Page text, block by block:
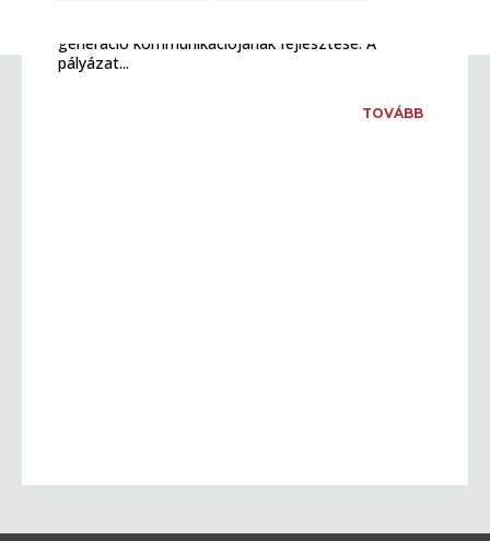
generáció kommunikációjának fejlesztése. A
pályázat...
TOVÁBB